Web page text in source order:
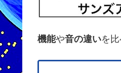
機能や音の違いを